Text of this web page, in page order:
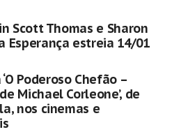
Scott Thomas e Sharon
Esperança estreia 14/01
Poderoso Chefão –
Michael Corleone’, de
nos cinemas e